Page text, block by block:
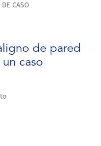
CASO
de pared
caso